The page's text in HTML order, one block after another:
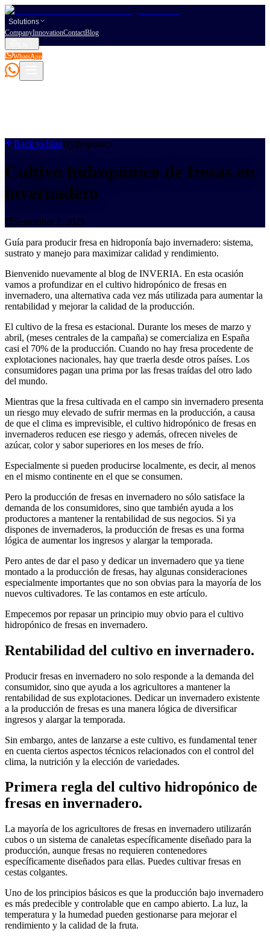
Solutions
CompanyInnovationContactBlog
WhatsApp
Back to blogHydroponics
Cultivo hidropónico de fresas en
invernadero
September 2, 2025
Guía para producir fresa en hidroponía bajo invernadero: sistema,
sustrato y manejo para maximizar calidad y rendimiento.
Bienvenido nuevamente al blog de INVERIA. En esta ocasión
vamos a profundizar en el cultivo hidropónico de fresas en
invernadero, una alternativa cada vez más utilizada para aumentar la
rentabilidad y mejorar la calidad de la producción.
El cultivo de la fresa es estacional. Durante los meses de marzo y
abril, (meses centrales de la campaña) se comercializa en España
casi el 70% de la producción. Cuando no hay fresa procedente de
explotaciones nacionales, hay que traerla desde otros países. Los
consumidores pagan una prima por las fresas traídas del otro lado
del mundo.
Mientras que la fresa cultivada en el campo sin invernadero presenta
un riesgo muy elevado de sufrir mermas en la producción, a causa
de que el clima es imprevisible, el cultivo hidropónico de fresas en
invernaderos reducen ese riesgo y además, ofrecen niveles de
azúcar, color y sabor superiores en los meses de frío.
Especialmente si pueden producirse localmente, es decir, al menos
en el mismo continente en el que se consumen.
Pero la producción de fresas en invernadero no sólo satisface la
demanda de los consumidores, sino que también ayuda a los
productores a mantener la rentabilidad de sus negocios. Si ya
dispones de invernaderos, la producción de fresas es una forma
lógica de aumentar los ingresos y alargar la temporada.
Pero antes de dar el paso y dedicar un invernadero que ya tiene
montado a la producción de fresas, hay algunas consideraciones
especialmente importantes que no son obvias para la mayoría de los
nuevos cultivadores. Te las contamos en este artículo.
Empecemos por repasar un principio muy obvio para el cultivo
hidropónico de fresas en invernadero.
Rentabilidad del cultivo en invernadero.
Producir fresas en invernadero no solo responde a la demanda del
consumidor, sino que ayuda a los agricultores a mantener la
rentabilidad de sus explotaciones. Dedicar un invernadero existente
a la producción de fresas es una manera lógica de diversificar
ingresos y alargar la temporada.
Sin embargo, antes de lanzarse a este cultivo, es fundamental tener
en cuenta ciertos aspectos técnicos relacionados con el control del
clima, la nutrición y la elección de variedades.
Primera regla del cultivo hidropónico de
fresas en invernadero.
La mayoría de los agricultores de fresas en invernadero utilizarán
cubos o un sistema de canaletas específicamente diseñado para la
producción, aunque fresas no requieren contenedores
específicamente diseñados para ellas. Puedes cultivar fresas en
cestas colgantes.
Uno de los principios básicos es que la producción bajo invernadero
es más predecible y controlable que en campo abierto. La luz, la
temperatura y la humedad pueden gestionarse para mejorar el
rendimiento y la calidad de la fruta.